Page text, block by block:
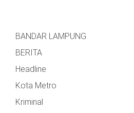
BANDAR LAMPUNG
BERITA
Headline
Kota Metro
Kriminal